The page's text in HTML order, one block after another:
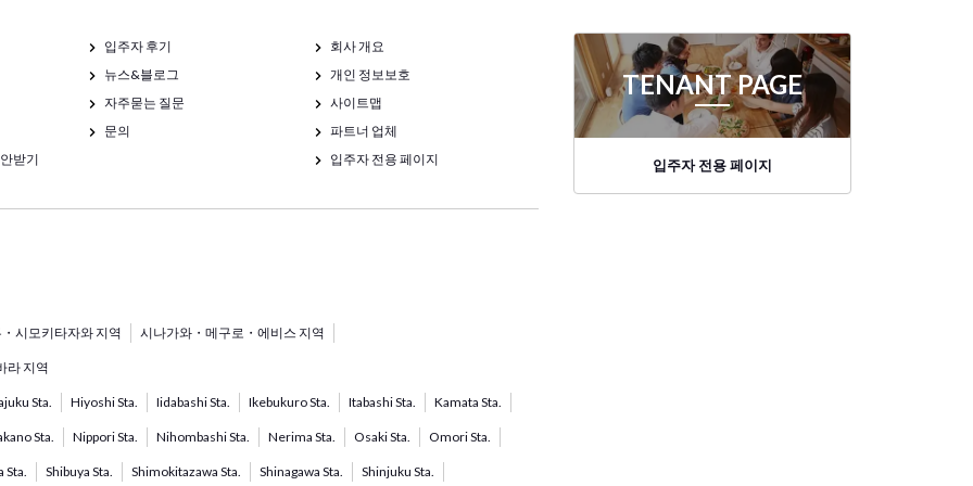
받기
입주자 후기
뉴스&블로그
자주묻는 질문
문의
회사 개요
개인 정보보호
사이트맵
파트너 업체
입주자 전용 페이지
시모키타자와 지역 시나가와・메구로・에비스 지역
라 지역
Sta. Hiyoshi Sta. Iidabashi Sta. Ikebukuro Sta. Itabashi Sta. Kamata Sta.
Sta. Nippori Sta. Nihombashi Sta. Nerima Sta. Osaki Sta. Omori Sta.
Sta. Shibuya Sta. Shimokitazawa Sta. Shinagawa Sta. Shinjuku Sta.
TENANT PAGE
입주자 전용 페이지